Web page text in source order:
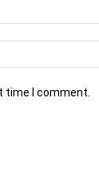
time I comment.